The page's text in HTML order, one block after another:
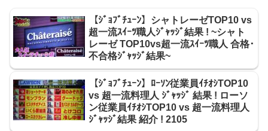
【ｼﾞｮﾌﾞﾁｭｰﾝ】シャトレーゼTOP10 vs
超一流ｽｲｰﾂ職人ｼﾞｬｯｼﾞ結果 ! ~シャト
レーゼ TOP10vs超一流ｽｲｰﾂ職人 合格･
不合格ｼﾞｬｯｼﾞ結果~
【ｼﾞｮﾌﾞﾁｭｰﾝ】ﾛｰｿﾝ従業員ｲﾁｵｼTOP10
vs 超一流料理人 ｼﾞｬｯｼﾞ 結果 ! ローソ
ン従業員ｲﾁｵｼTOP10 vs 超一流料理人
ｼﾞｬｯｼﾞ結果 紹介 ! 2105